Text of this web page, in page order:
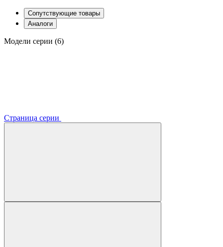
Сопутствующие товары
Аналоги
Модели серии (6)
Страница серии